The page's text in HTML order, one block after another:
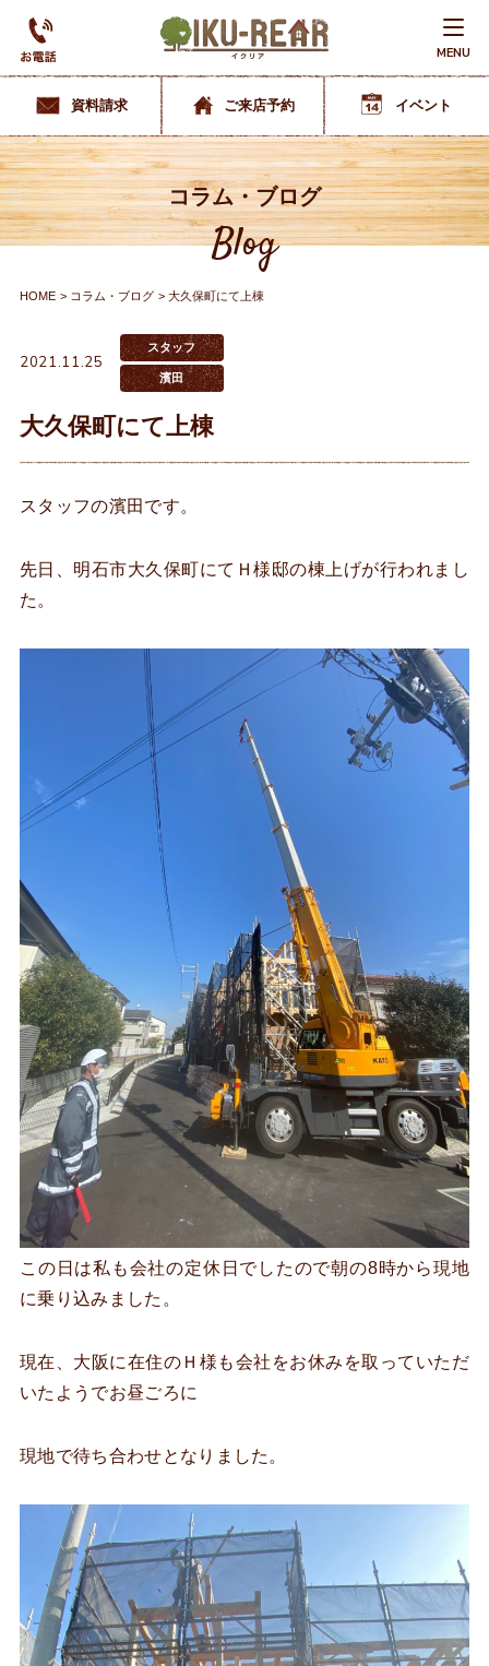
MENU
資料請求 ご来店予約 イベント
コラム・ブログ
Blog
HOME コラム・ブログ 大久保町にて上棟
2021.11.25
スタッフ
濱田
大久保町にて上棟
スタッフの濱田です。
先日、明石市大久保町にてＨ様邸の棟上げが行われまし
た。
この日は私も会社の定休日でしたので朝の8時から現地
に乗り込みました。
現在、大阪に在住のＨ様も会社をお休みを取っていただ
いたようでお昼ごろに
現地で待ち合わせとなりました。